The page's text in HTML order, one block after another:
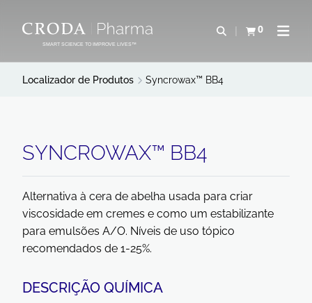
PARA
CONTEÚDO
PARA
MENU
SMART SCIENCE TO IMPROVE LIVES™
Abrir pesquisa
0
Exibir cestaAbrir
Localizador de Produtos Syncrowax™ BB4
SYNCROWAX™ BB4
Alternativa à cera de abelha usada para criar
viscosidade em cremes e como um estabilizante
para emulsões A/O. Níveis de uso tópico
recomendados de 1-25%.
DESCRIÇÃO QUÍMICA